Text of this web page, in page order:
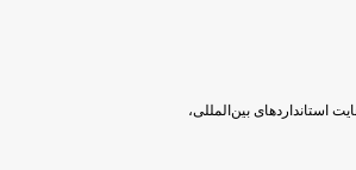
استانداردهای بین‌المللی،